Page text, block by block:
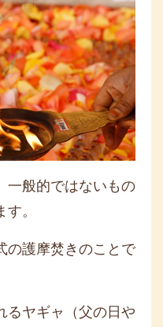
一般的ではないもの
。
の護摩焚きのことで
るヤギャ（父の日や